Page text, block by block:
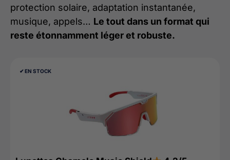
protection solaire, adaptation instantanée,
musique, appels… Le tout dans un format qui
reste étonnamment léger et robuste.
✔︎ EN STOCK